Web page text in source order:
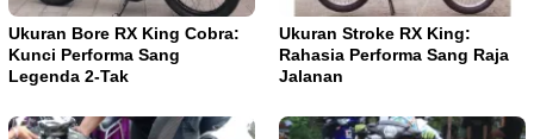
Ukuran Bore RX King Cobra:
Kunci Performa Sang
Legenda 2-Tak
Ukuran Stroke RX King:
Rahasia Performa Sang Raja
Jalanan